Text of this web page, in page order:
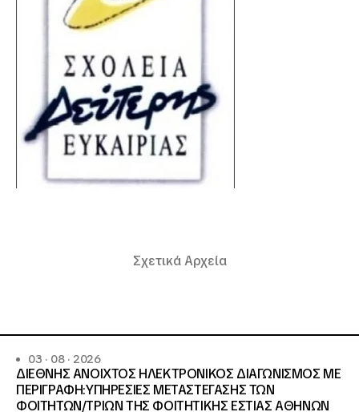
Σχετικά Αρχεία
03 · 08 · 2026
ΔΙΕΘΝΗΣ ΑΝΟΙΧΤΟΣ ΗΛΕΚΤΡΟΝΙΚΟΣ ΔΙΑΓΩΝΙΣΜΟΣ ΜΕ
ΠΕΡΙΓΡΑΦΗ:ΥΠΗΡΕΣΙΕΣ METAΣΤΕΓΑΣΗΣ ΤΩΝ
ΦΟΙΤΗΤΩΝ/ΤΡΙΩΝ ΤΗΣ ΦΟΙΤΗΤΙΚΗΣ ΕΣΤΙΑΣ ΑΘΗΝΩΝ